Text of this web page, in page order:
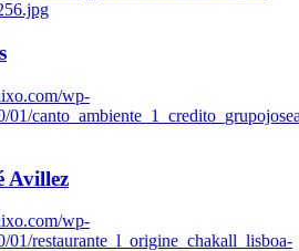
wp-
01/
Avillez
wp-
01/restaurante_l_origine_chakall_lisboa-